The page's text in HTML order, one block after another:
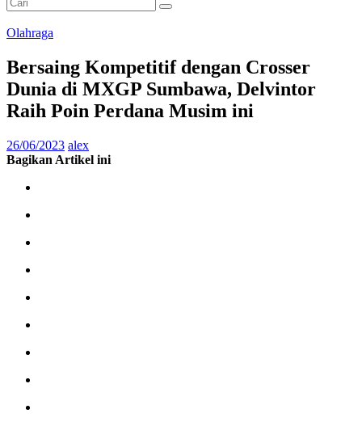
Olahraga
Bersaing Kompetitif dengan Crosser
Dunia di MXGP Sumbawa, Delvintor
Raih Poin Perdana Musim ini
26/06/2023 alex
Bagikan Artikel ini